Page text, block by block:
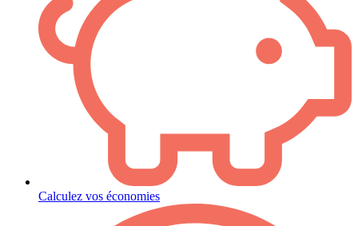
Calculez vos économies